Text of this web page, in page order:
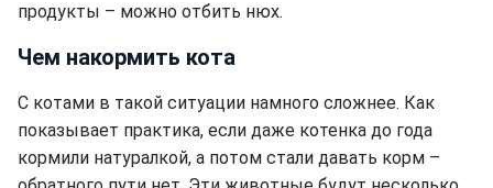
продукты – можно отбить нюх.
Чем накормить кота
С котами в такой ситуации намного сложнее. Как
показывает практика, если даже котенка до года
кормили натуралкой, а потом стали давать корм –